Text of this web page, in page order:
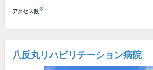
アクセス数※
八反丸リハビリテーション病院